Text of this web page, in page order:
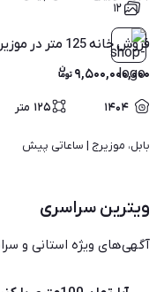
۱۲
فروش خانه 125 متر در موزیرج نوساز
۹,۵۰۰,۰۰۰,۰۰۰
۱۴۰۴ ۱۲۵ متر
بابل، موزیرج | ساعاتی پیش
ویترین سراسری
آگهی‌های ویژه استانی و